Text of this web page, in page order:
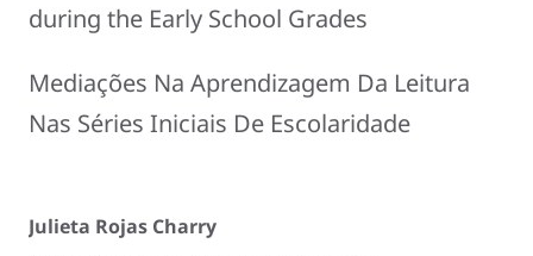
during the Early School Grades
Mediações Na Aprendizagem Da Leitura
Nas Séries Iniciais De Escolaridade
Julieta Rojas Charry